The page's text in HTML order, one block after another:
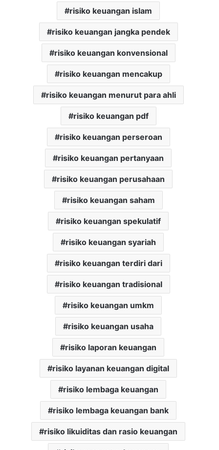
risiko keuangan islam
risiko keuangan jangka pendek
risiko keuangan konvensional
risiko keuangan mencakup
risiko keuangan menurut para ahli
risiko keuangan pdf
risiko keuangan perseroan
risiko keuangan pertanyaan
risiko keuangan perusahaan
risiko keuangan saham
risiko keuangan spekulatif
risiko keuangan syariah
risiko keuangan terdiri dari
risiko keuangan tradisional
risiko keuangan umkm
risiko keuangan usaha
risiko laporan keuangan
risiko layanan keuangan digital
risiko lembaga keuangan
risiko lembaga keuangan bank
risiko likuiditas dan rasio keuangan